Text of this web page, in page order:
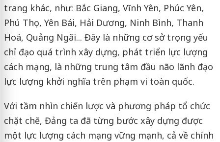
trang khác, như: Bắc Giang, Vĩnh Yên, Phúc Yên,
Phú Thọ, Yên Bái, Hải Dương, Ninh Bình, Thanh
Hoá, Quảng Ngãi... Đây là những cơ sở trọng yếu
chỉ đạo quá trình xây dựng, phát triển lực lượng
cách mạng, là những trung tâm đầu não lãnh đạo
lực lượng khởi nghĩa trên phạm vi toàn quốc.
Với tầm nhìn chiến lược và phương pháp tổ chức
chặt chẽ, Đảng ta đã từng bước xây dựng được
một lực lượng cách mạng vững mạnh, cả về chính